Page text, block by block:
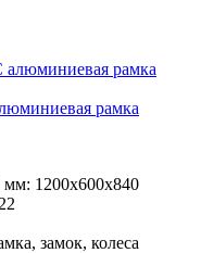
рамка
мм: 1200х600х840
замок, колеса